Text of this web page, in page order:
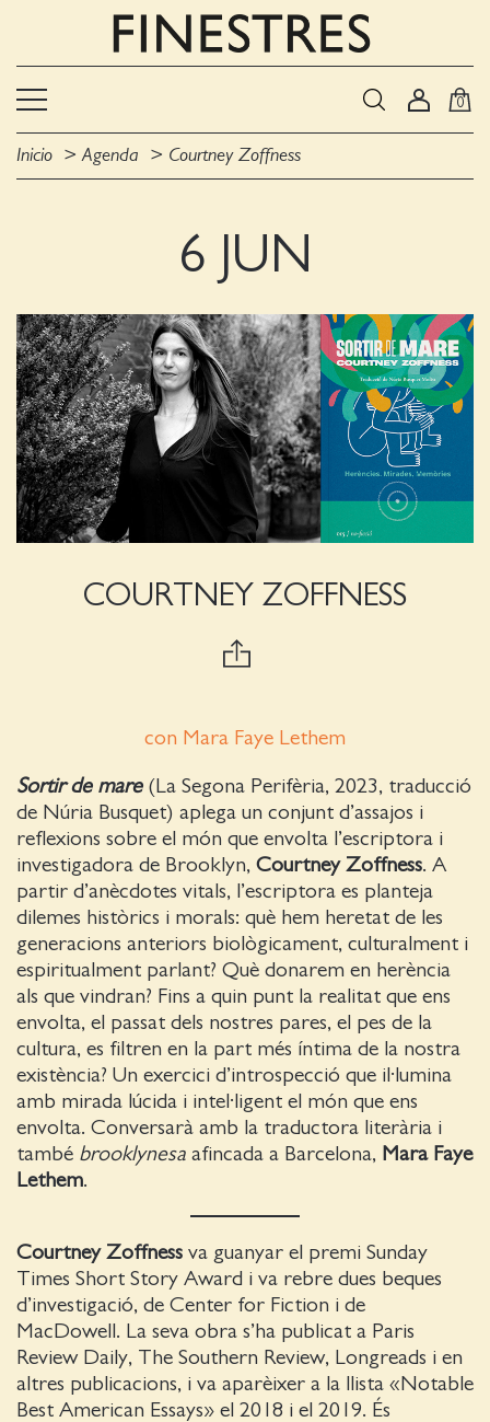
0
Inicio Agenda Courtney Zoffness
6 JUN
COURTNEY ZOFFNESS
con Mara Faye Lethem
Sortir de mare (La Segona Perifèria, 2023, traducció
de Núria Busquet) aplega un conjunt d’assajos i
reflexions sobre el món que envolta l’escriptora i
investigadora de Brooklyn, Courtney Zoffness. A
partir d’anècdotes vitals, l’escriptora es planteja
dilemes històrics i morals: què hem heretat de les
generacions anteriors biològicament, culturalment i
espiritualment parlant? Què donarem en herència
als que vindran? Fins a quin punt la realitat que ens
envolta, el passat dels nostres pares, el pes de la
cultura, es filtren en la part més íntima de la nostra
existència? Un exercici d’introspecció que il·lumina
amb mirada lúcida i intel·ligent el món que ens
envolta. Conversarà amb la traductora literària i
també brooklynesa afincada a Barcelona, Mara Faye
Lethem.
Courtney Zoffness va guanyar el premi Sunday
Times Short Story Award i va rebre dues beques
d’investigació, de Center for Fiction i de
MacDowell. La seva obra s’ha publicat a Paris
Review Daily, The Southern Review, Longreads i en
altres publicacions, i va aparèixer a la llista «Notable
Best American Essays» el 2018 i el 2019. És